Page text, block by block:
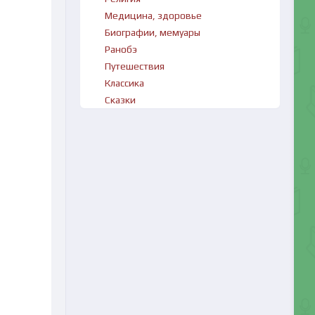
Медицина, здоровье
Биографии, мемуары
Ранобэ
Путешествия
Классика
Сказки